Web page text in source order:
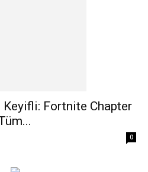
Keyifli: Fortnite Chapter
0